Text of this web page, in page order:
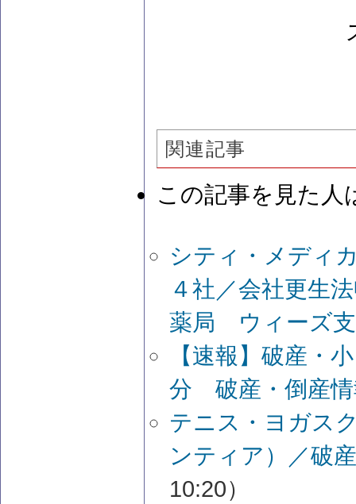
関連記事
この記事を見た人
シティ・メディ
４社／会社更生
薬局 ウィーズ
【速報】破産・
分 破産・倒産
テニス・ヨガス
ンティア）／破
10:20）